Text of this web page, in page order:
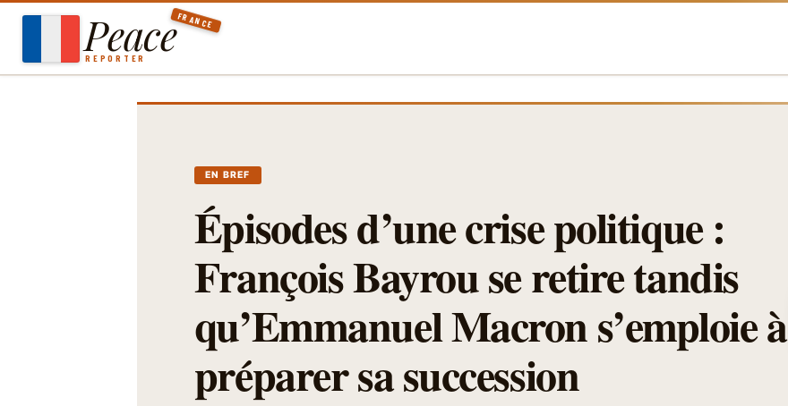
Aller
contenu
Peace
REPORTER
FRANCE
EN BREF
Épisodes d’une crise politique :
François Bayrou se retire tandis
qu’Emmanuel Macron s’emploie à
préparer sa succession